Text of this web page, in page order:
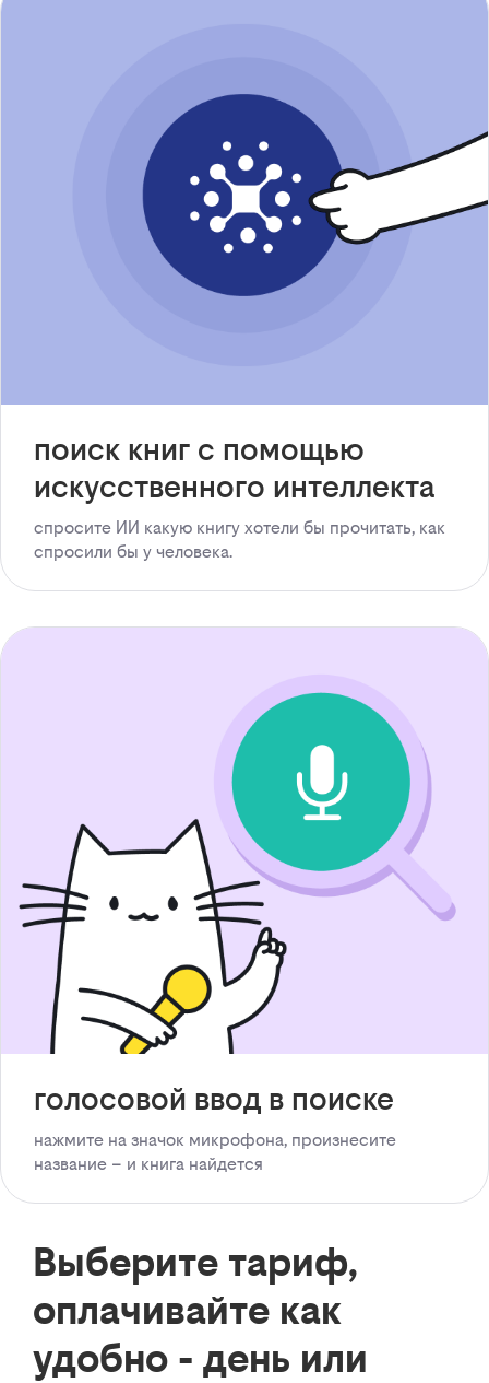
поиск книг с помощью
искусственного интеллекта
спросите ИИ какую книгу хотели бы прочитать, как
спросили бы у человека.
голосовой ввод в поиске
нажмите на значок микрофона, произнесите
название – и книга найдется
Выберите тариф,
оплачивайте как
удобно - день или